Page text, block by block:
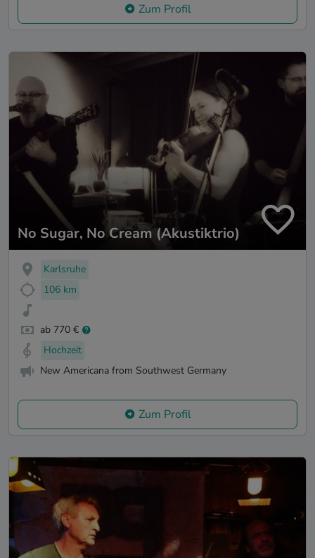
Zum Profil
No Sugar, No Cream (Akustiktrio)
Karlsruhe
106 km
ab 770 €
Hochzeit
New Americana from Southwest Germany
Zum Profil